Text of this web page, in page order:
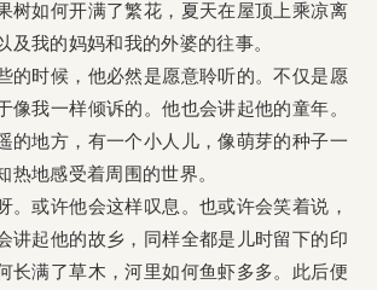
树如何开满了繁花，夏天在屋顶上乘凉离
及我的妈妈和我的外婆的往事。
时候，他必然是愿意聆听的。不仅是愿
像我一样倾诉的。他也会讲起他的童年。
的地方，有一个小人儿，像萌芽的种子一
热地感受着周围的世界。
或许他会这样叹息。也或许会笑着说，
讲起他的故乡，同样全都是儿时留下的印
长满了草木，河里如何鱼虾多多。此后便